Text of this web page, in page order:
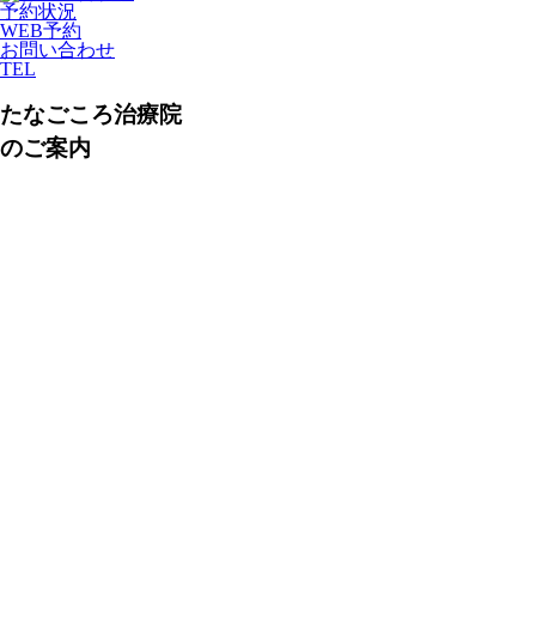
予約状況
WEB予約
お問い合わせ
TEL
たなごころ治療院
のご案内